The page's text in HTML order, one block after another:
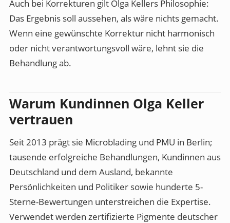
Auch bei Korrekturen gilt Olga Kellers Philosophie:
Das Ergebnis soll aussehen, als wäre nichts gemacht.
Wenn eine gewünschte Korrektur nicht harmonisch
oder nicht verantwortungsvoll wäre, lehnt sie die
Behandlung ab.
Warum Kundinnen Olga Keller
vertrauen
Seit 2013 prägt sie Microblading und PMU in Berlin;
tausende erfolgreiche Behandlungen, Kundinnen aus
Deutschland und dem Ausland, bekannte
Persönlichkeiten und Politiker sowie hunderte 5-
Sterne-Bewertungen unterstreichen die Expertise.
Verwendet werden zertifizierte Pigmente deutscher